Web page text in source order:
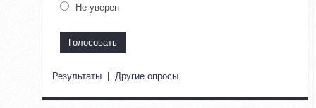
Не уверен
Результаты | Другие опросы